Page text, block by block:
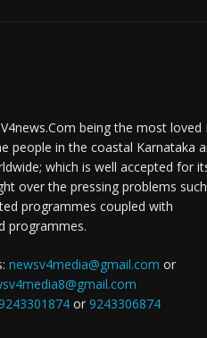
being the most loved
people in the coastal Karnataka
which is well accepted for
over the pressing problems
programmes coupled with
programmes.
newsv4media@gmail.com or
or 9243306874